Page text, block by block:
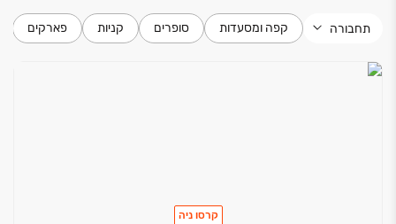
קרסו ניה - נוחות אורבנית ותחושת קהילה ייחודית
- מרכז
מסחרי תוסס: לנוחות הדיירים והמבקרים.
- חיי קהילה תוססים: חדר דיירים מרווח המותאם לאירועים
תחבורה קפה ומסעדות סופרים קניות פארקים
קרסו ניה